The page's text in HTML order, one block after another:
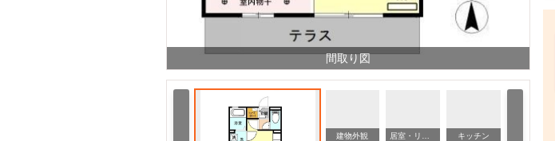
間取り図
建物外観 居室・リビング キッチン